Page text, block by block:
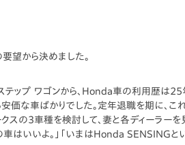
望から決めました。
ップ ワゴンから、Honda車の利用歴は25
価な車ばかりでした。定年退職を期に、こ
の3車種を検討して、妻と各ディーラーを
はいいよ。」「いまはHonda SENSING